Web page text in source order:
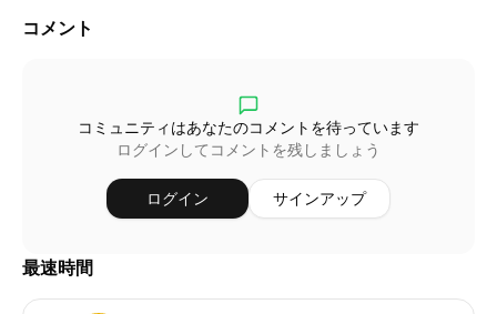
コメント
コミュニティはあなたのコメントを待っています
ログインしてコメントを残しましょう
ログイン サインアップ
最速時間